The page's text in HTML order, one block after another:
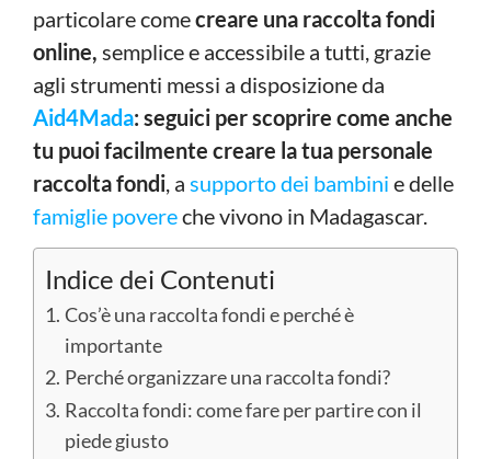
particolare comecreare una raccolta fondi
online, semplice e accessibile a tutti, grazie
agli strumenti messi a disposizione da
Aid4Mada: seguici per scoprire come anche
tu puoi facilmente creare la tua personale
raccolta fondi , a supporto dei bambini e delle
famiglie povereche vivono in Madagascar.
Indice dei Contenuti
Cos’è una raccolta fondi e perché è
importante
Perché organizzare una raccolta fondi?
Raccolta fondi: come fare per partire con il
piede giusto